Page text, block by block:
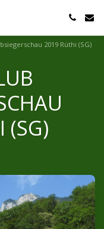
2019 Rüthi (SG)
(SG)